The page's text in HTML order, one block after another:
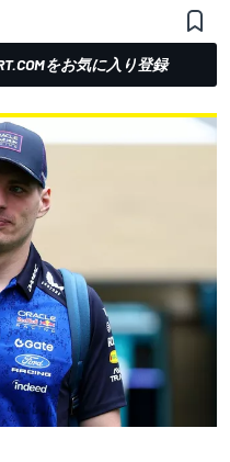
をお気に入り登録